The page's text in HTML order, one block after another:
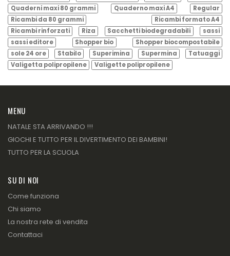
Quaderni maxi 80 grammi
Quaderno maxi A4
Regular
Ricambi da 80 grammi
Ricambi formato A4
Ricambi rinforzati
Riza Sacchetti biodegradabili
sassi
sassi editore
Shopper bio
Shopper biocompostabile
sole 24 ore
Stabilo Superimina Supermina
Tatuaggi
Valigetta polipropilene
Valigette polipropilene
MENU
NATALE STA ARRIVANDO !!!
GIOCHI E TUTTO PER IL DIVERTIMENTO DEI BAMBINI!
TUTTO PER LA SCUOLA
SU DI NOI
Come funziona
Chi siamo
La nostra rete di vendita
Contattaci